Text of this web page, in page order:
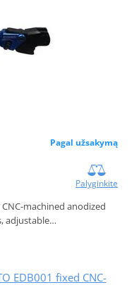
Pagal užsakymą
Palyginkite
machined anodized
adjustable…
EDB001 fixed CNC-